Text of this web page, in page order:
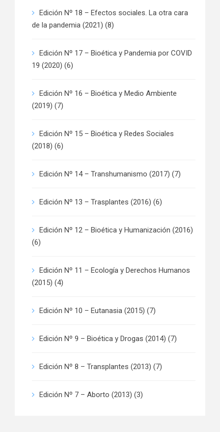
Edición Nº 18 – Efectos sociales. La otra cara
de la pandemia (2021) (8)
Edición Nº 17 – Bioética y Pandemia por COVID
19 (2020) (6)
Edición Nº 16 – Bioética y Medio Ambiente
(2019) (7)
Edición Nº 15 – Bioética y Redes Sociales
(2018) (6)
Edición Nº 14 – Transhumanismo (2017) (7)
Edición Nº 13 – Trasplantes (2016) (6)
Edición Nº 12 – Bioética y Humanización (2016)
(6)
Edición Nº 11 – Ecología y Derechos Humanos
(2015) (4)
Edición Nº 10 – Eutanasia (2015) (7)
Edición Nº 9 – Bioética y Drogas (2014) (7)
Edición Nº 8 – Transplantes (2013) (7)
Edición Nº 7 – Aborto (2013) (3)